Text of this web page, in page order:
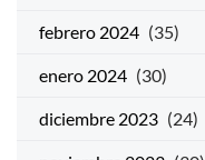
febrero 2024 (35)
enero 2024 (30)
diciembre 2023 (24)